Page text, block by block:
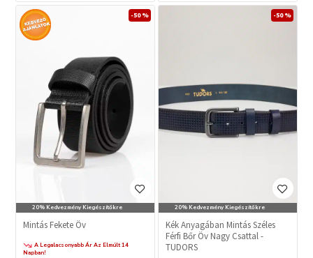
20% Kedvezmény Kiegészítőkre
-50 %
Mintás Fekete Öv
A Legalacsonyabb Ár Az Elmúlt 14
Napban!
20% Kedvezmény Kiegészítőkre
-50 %
Kék Anyagában Mintás Széles
Férfi Bőr Öv Nagy Csattal -
TUDORS